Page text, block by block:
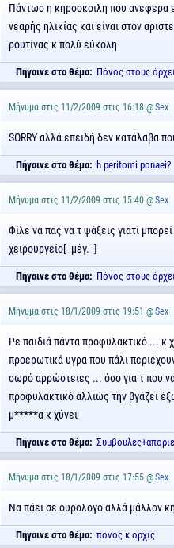
Πάντωσ η κηρσοκοιλη που ανεφερα
νεαρής ηλικίας και είναι στον
ρουτίνας κ πολύ εύκολη
Πήγαινε στο θέμα: Πόνος στους
Μήνυμα στις 11/2/2009 στις 16:18 @Sex
SORRY αλλά επειδή δεν κατάλαβα
Πήγαινε στο θέμα: h peritomi ponaei?
Μήνυμα στις 11/2/2009 στις 15:40 @Sex
Φίλε να πας να τ ψάξεις γιατί
χειρουργείο[- μέγ. -]
Πήγαινε στο θέμα: Πόνος στους
Μήνυμα στις 18/1/2009 στις 19:51 @Sex
Ρε παιδιά πάντα προφυλακτικό ... κ
προερωτικά υγρα που πάλι
σωρό αρρώστειες ... όσο για τ που
προφυλακτικό αλλιώς την βγάζει
μ*****α κ χύνει
Πήγαινε στο θέμα:
Μήνυμα στις 18/1/2009 στις 17:55 @Sex
Nα πάει σε ουρολογο αλλά μάλλον
Πήγαινε στο θέμα: πονος κ ορχις